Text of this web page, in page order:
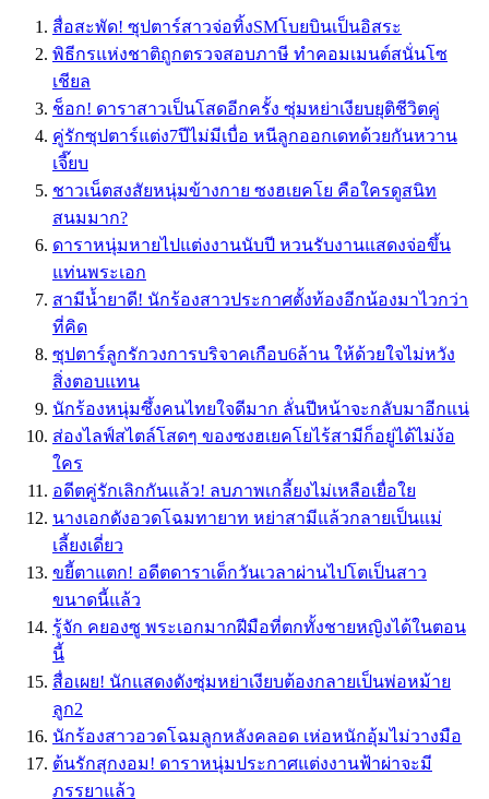
สื่อสะพัด! ซุปตาร์สาวจ่อทิ้งSMโบยบินเป็นอิสระ
พิธีกรแห่งชาติถูกตรวจสอบภาษี ทำคอมเมนต์สนั่นโซ
เชียล
ช็อก! ดาราสาวเป็นโสดอีกครั้ง ซุ่มหย่าเงียบยุติชีวิตคู่
คู่รักซุปตาร์แต่ง7ปีไม่มีเบื่อ หนีลูกออกเดทด้วยกันหวาน
เจี๊ยบ
ชาวเน็ตสงสัยหนุ่มข้างกาย ซงฮเยคโย คือใครดูสนิท
สนมมาก?
ดาราหนุ่มหายไปแต่งงานนับปี หวนรับงานแสดงจ่อขึ้น
แท่นพระเอก
สามีน้ำยาดี! นักร้องสาวประกาศตั้งท้องอีกน้องมาไวกว่า
ที่คิด
ซุปตาร์ลูกรักวงการบริจาคเกือบ6ล้าน ให้ด้วยใจไม่หวัง
สิ่งตอบแทน
นักร้องหนุ่มซึ้งคนไทยใจดีมาก ลั่นปีหน้าจะกลับมาอีกแน่
ส่องไลฟ์สไตล์โสดๆ ของซงฮเยคโยไร้สามีก็อยู่ได้ไม่ง้อ
ใคร
อดีตคู่รักเลิกกันแล้ว! ลบภาพเกลี้ยงไม่เหลือเยื่อใย
นางเอกดังอวดโฉมทายาท หย่าสามีแล้วกลายเป็นแม่
เลี้ยงเดี่ยว
ขยี้ตาแตก! อดีตดาราเด็กวันเวลาผ่านไปโตเป็นสาว
ขนาดนี้แล้ว
รู้จัก คยองซู พระเอกมากฝีมือที่ตกทั้งชายหญิงได้ในตอน
นี้
สื่อเผย! นักแสดงดังซุ่มหย่าเงียบต้องกลายเป็นพ่อหม้าย
ลูก2
นักร้องสาวอวดโฉมลูกหลังคลอด เห่อหนักอุ้มไม่วางมือ
ต้นรักสุกงอม! ดาราหนุ่มประกาศแต่งงานฟ้าผ่าจะมี
ภรรยาแล้ว